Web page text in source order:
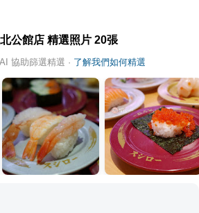
公館店 精選照片 20張
協助篩選精選 · 了解我們如何精選